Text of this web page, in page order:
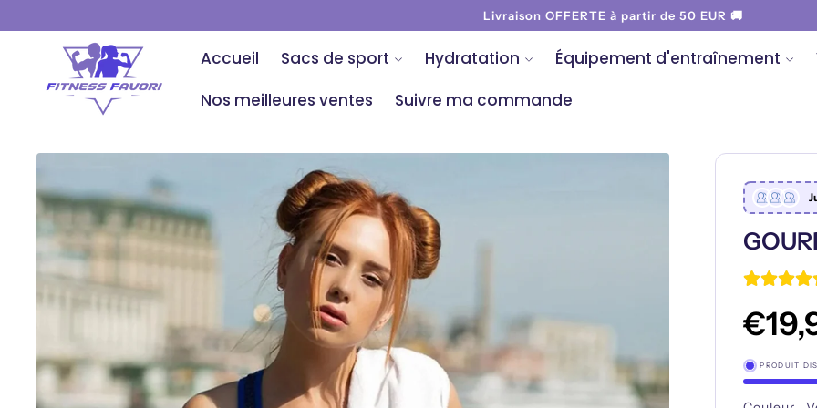
AU
CONTENU
Livraison OFFERTE à partir de 50 EUR 🚚
Accueil Sacs de sport Hydratation Équipement d'entraînement
Nos meilleures ventes
Suivre ma commande
PRODUITS
PRODUIT